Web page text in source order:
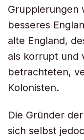
Gruppierungen
besseres
alte England,
als korrupt und
betrachteten,
Kolonisten.
Die Gründer
sich selbst